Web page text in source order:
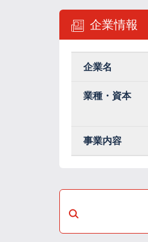
企業情報
企業名
業種・資本
事業内容